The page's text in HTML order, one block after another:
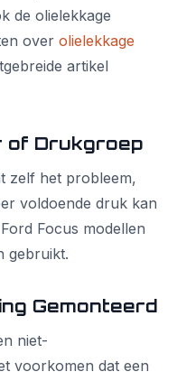
de olielekkage
over olielekkage
artikel
of Drukgroep
zelf het probleem,
voldoende druk kan
Focus modellen
gebruikt.
Gemonteerd
niet-
voorkomen dat een